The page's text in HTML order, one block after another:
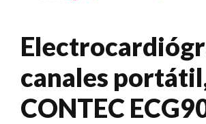
canales
CONTEC